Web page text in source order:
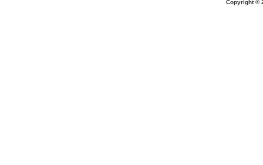
Copyright ©